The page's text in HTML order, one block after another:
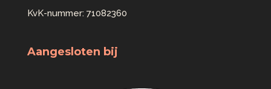
KvK-nummer: 71082360
Aangesloten bij